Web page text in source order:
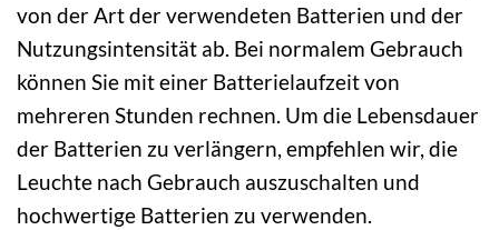
von der Art der verwendeten Batterien und der
Nutzungsintensität ab. Bei normalem Gebrauch
können Sie mit einer Batterielaufzeit von
mehreren Stunden rechnen. Um die Lebensdauer
der Batterien zu verlängern, empfehlen wir, die
Leuchte nach Gebrauch auszuschalten und
hochwertige Batterien zu verwenden.